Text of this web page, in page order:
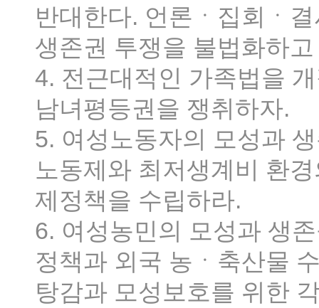
반대한다. 언론ㆍ집회ㆍ
생존권 투쟁을 불법화하
4. 전근대적인 가족법을
남녀평등권을 쟁취하자.
5. 여성노동자의 모성과
노동제와 최저생계비 환
제정책을 수립하라.
6. 여성농민의 모성과 생
정책과 외국 농ㆍ축산물
탕감과 모성보호를 위한